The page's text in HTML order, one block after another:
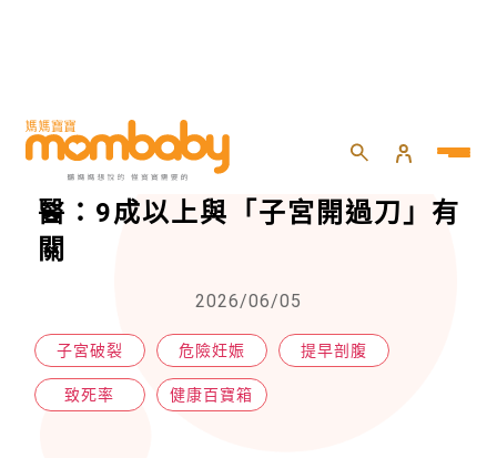
HOME 親子 健康百寶箱
子宮破裂恐釀母嬰致死！婦產科
醫：9成以上與「子宮開過刀」有
關
2026/06/05
子宮破裂 危險妊娠 提早剖腹
致死率 健康百寶箱